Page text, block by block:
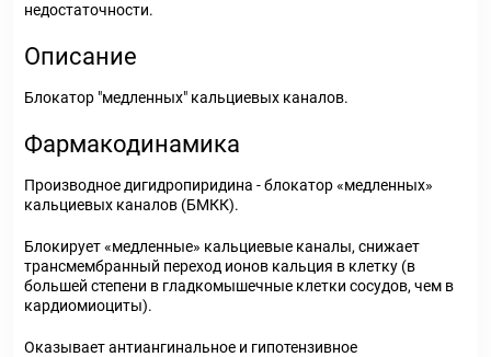
недостаточности.
Описание
Блокатор "медленных" кальциевых каналов.
Фармакодинамика
Производное дигидропиридина - блокатор «медленных»
кальциевых каналов (БМКК).
Блокирует «медленные» кальциевые каналы, снижает
трансмембранный переход ионов кальция в клетку (в
большей степени в гладкомышечные клетки сосудов, чем в
кардиомиоциты).
Оказывает антиангинальное и гипотензивное